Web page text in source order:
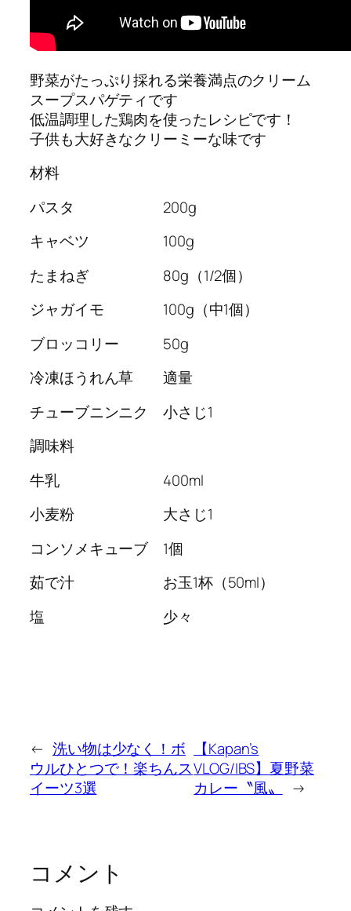
野菜がたっぷり採れる栄養満点のクリーム
スープスパゲティです
低温調理した鶏肉を使ったレシピです！
子供も大好きなクリーミーな味です
材料
パスタ 200g
キャベツ 100g
たまねぎ 80g（1/2個）
ジャガイモ 100g（中1個）
ブロッコリー 50g
冷凍ほうれん草 適量
チューブニンニク 小さじ1
調味料
牛乳 400ml
小麦粉 大さじ1
コンソメキューブ 1個
茹で汁 お玉1杯（50ml）
塩 少々
← 洗い物は少なく！ボ
ウルひとつで！楽ちんス
イーツ3選
【Kapan’s
VLOG/IBS】夏野菜
カレー〝風〟
→
コメント